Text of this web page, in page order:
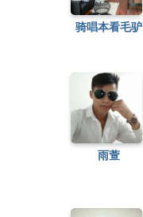
骑唱本看毛驴
雨萱